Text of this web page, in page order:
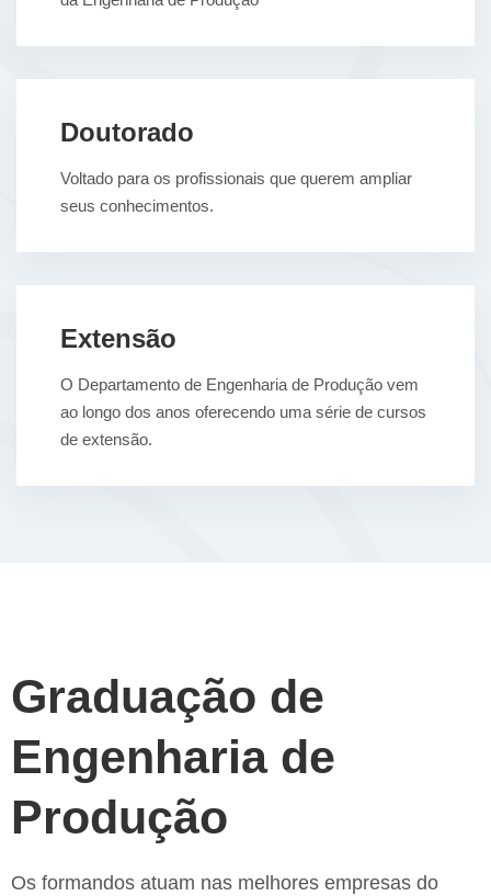
Doutorado
Voltado para os profissionais que querem ampliar
seus conhecimentos.
Extensão
O Departamento de Engenharia de Produção vem
ao longo dos anos oferecendo uma série de cursos
de extensão.
Graduação de
Engenharia de
Produção
Os formandos atuam nas melhores empresas do